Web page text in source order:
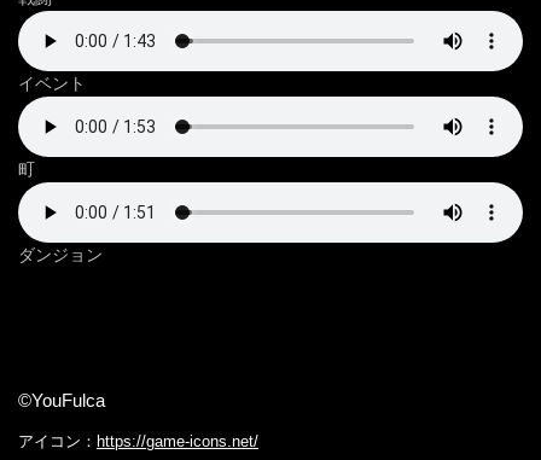
イベント
町
ダンジョン
©YouFulca
アイコン： https://game-icons.net/